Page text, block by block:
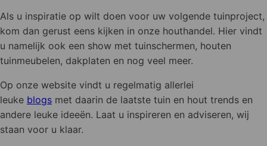
Als u inspiratie op wilt doen voor uw volgende tuinproject,
kom dan gerust eens kijken in onze houthandel. Hier vindt
u namelijk ook een show met tuinschermen, houten
tuinmeubelen, dakplaten en nog veel meer.
Op onze website vindt u regelmatig allerlei
leuke blogs met daarin de laatste tuin en hout trends en
andere leuke ideeën. Laat u inspireren en adviseren, wij
staan voor u klaar.